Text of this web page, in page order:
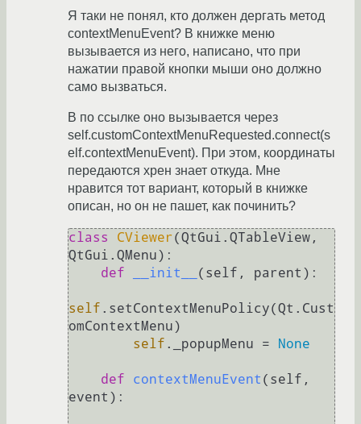
Я таки не понял, кто должен дергать метод
contextMenuEvent? В книжке меню
вызывается из него, написано, что при
нажатии правой кнопки мыши оно должно
само вызваться.
В по ссылке оно вызывается через
self.customContextMenuRequested.connect(s
elf.contextMenuEvent). При этом, координаты
передаются хрен знает откуда. Мне
нравится тот вариант, который в книжке
описан, но он не пашет, как починить?
class CViewer(QtGui.QTableView,
QtGui.QMenu):
def
__init__ ( self, parent ):
self .setContextMenuPolicy(Qt.Cust
omContextMenu)
self ._popupMenu = None
def contextMenuEvent ( self,
event ):